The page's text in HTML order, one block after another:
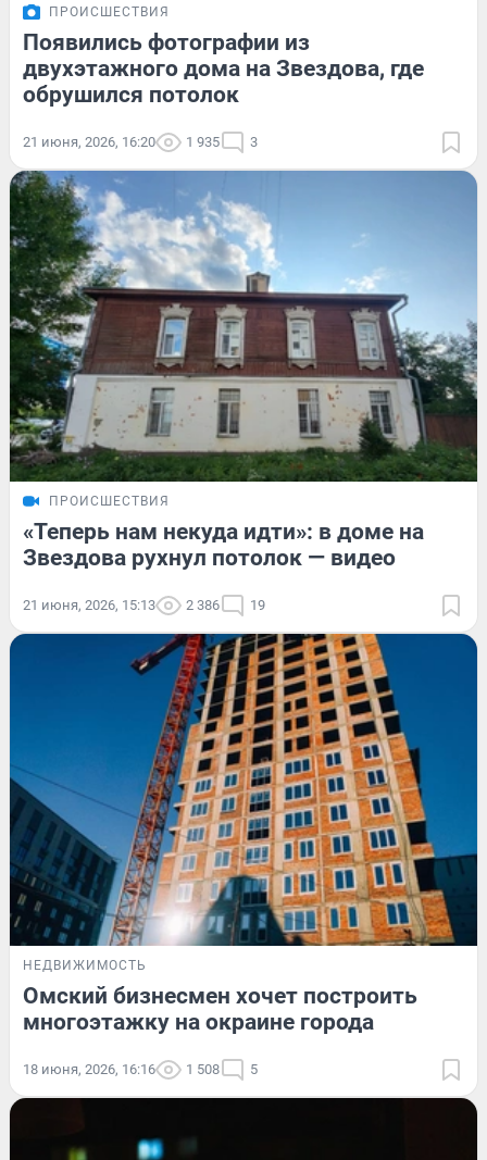
ПРОИСШЕСТВИЯ
Появились фотографии из
двухэтажного дома на Звездова, где
обрушился потолок
21 июня, 2026, 16:20 1 935 3
ПРОИСШЕСТВИЯ
«Теперь нам некуда идти»: в доме на
Звездова рухнул потолок — видео
21 июня, 2026, 15:13 2 386 19
НЕДВИЖИМОСТЬ
Омский бизнесмен хочет построить
многоэтажку на окраине города
18 июня, 2026, 16:16 1 508 5